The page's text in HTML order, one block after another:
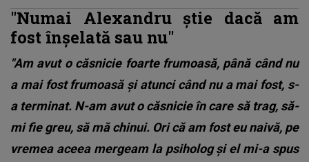
"Numai Alexandru știe dacă am
fost înșelată sau nu"
"Am avut o căsnicie foarte frumoasă, până când nu
a mai fost frumoasă și atunci când nu a mai fost, s-
a terminat. N-am avut o căsnicie în care să trag, să-
mi fie greu, să mă chinui. Ori că am fost eu naivă, pe
vremea aceea mergeam la psiholog și el mi-a spus